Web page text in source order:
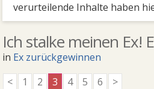
verurteilende Inhalte haben
Ich stalke meinen Ex!
in Ex zurückgewinnen
<
1 2 3 4 5 6 >